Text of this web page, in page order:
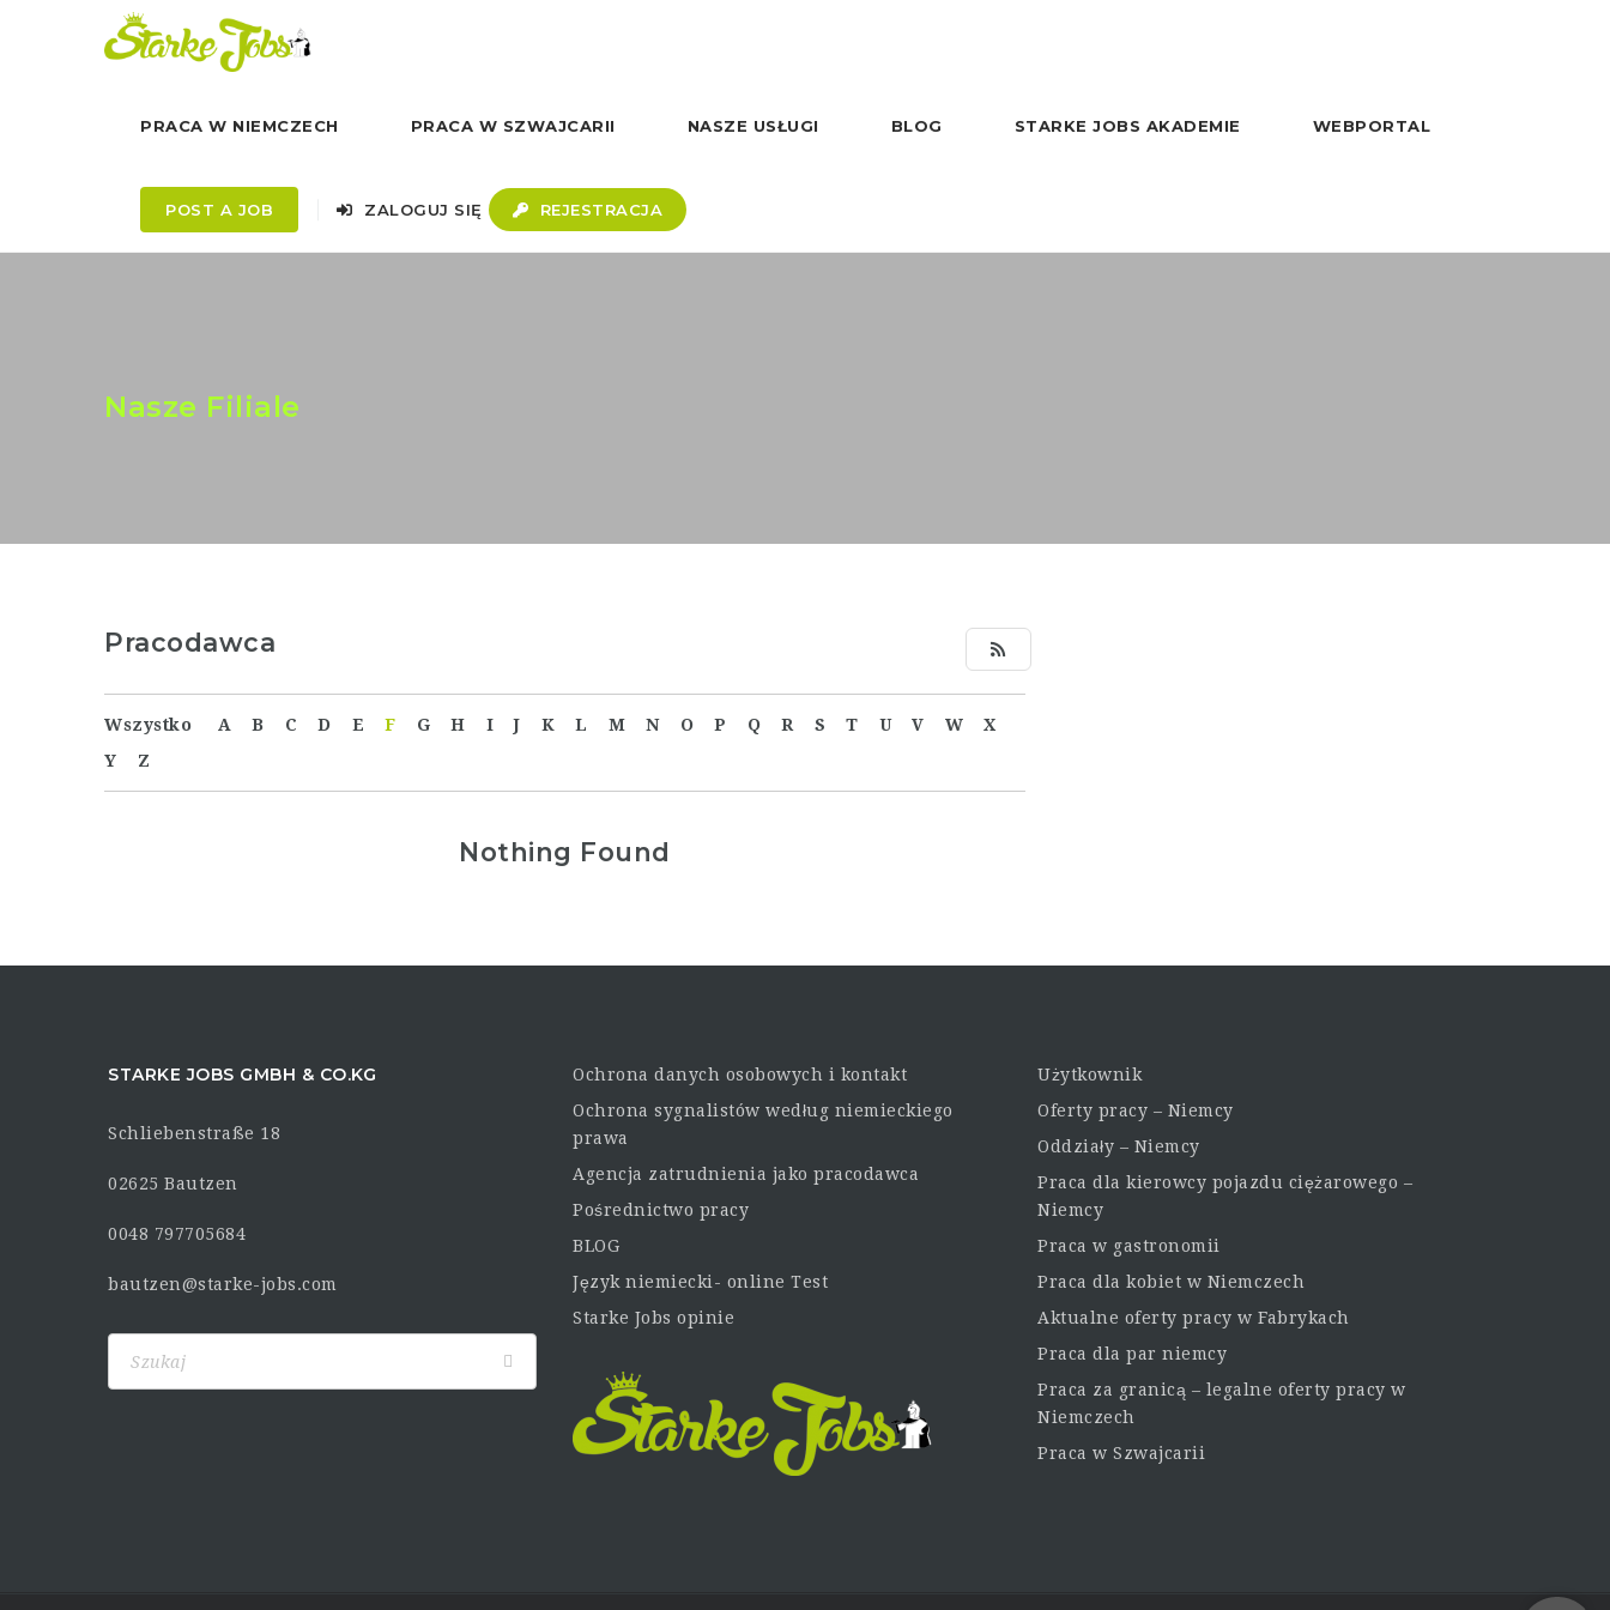
PRACA W NIEMCZECH PRACA W SZWAJCARII NASZE USŁUGI BLOG STARKE JOBS AKADEMIE WEBPORTAL
POST A JOB ZALOGUJ SIĘ REJESTRACJA
Nasze Filiale
Pracodawca
Wszystko A B C D E F G H I J K L M N O P Q R S T U V W
X
Y
Z
Nothing Found
STARKE JOBS GMBH & CO.KG
Schliebenstraße 18
02625 Bautzen
0048 797705684
bautzen@starke-jobs.com
Ochrona danych osobowych i kontakt
Ochrona sygnalistów według niemieckiego
prawa
Agencja zatrudnienia jako pracodawca
Pośrednictwo pracy
BLOG
Język niemiecki- online Test
Starke Jobs opinie
Użytkownik
Oferty pracy – Niemcy
Oddziały – Niemcy
Praca dla kierowcy pojazdu ciężarowego –
Niemcy
Praca w gastronomii
Praca dla kobiet w Niemczech
Aktualne oferty pracy w Fabrykach
Praca dla par niemcy
Praca za granicą – legalne oferty pracy w
Niemczech
Praca w Szwajcarii